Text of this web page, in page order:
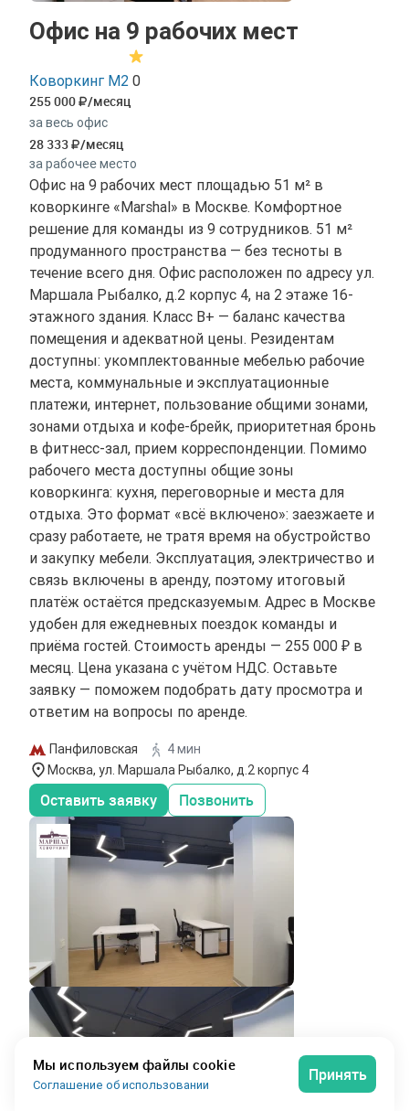
Офис на 9 рабочих мест
Коворкинг М2 0
255 000 /месяц
за весь офис
28 333 /месяц
за рабочее место
Офис на 9 рабочих мест площадью 51 м² в
коворкинге «Marshal» в Москве. Комфортное
решение для команды из 9 сотрудников. 51 м²
продуманного пространства — без тесноты в
течение всего дня. Офис расположен по адресу ул.
Маршала Рыбалко, д.2 корпус 4, на 2 этаже 16-
этажного здания. Класс B+ — баланс качества
помещения и адекватной цены. Резидентам
доступны: укомплектованные мебелью рабочие
места, коммунальные и эксплуатационные
платежи, интернет, пользование общими зонами,
зонами отдыха и кофе-брейк, приоритетная бронь
в фитнесс-зал, прием корреспонденции. Помимо
рабочего места доступны общие зоны
коворкинга: кухня, переговорные и места для
отдыха. Это формат «всё включено»: заезжаете и
сразу работаете, не тратя время на обустройство
и закупку мебели. Эксплуатация, электричество и
связь включены в аренду, поэтому итоговый
платёж остаётся предсказуемым. Адрес в Москве
удобен для ежедневных поездок команды и
приёма гостей. Стоимость аренды — 255 000 ₽ в
месяц. Цена указана с учётом НДС. Оставьте
заявку — поможем подобрать дату просмотра и
ответим на вопросы по аренде.
Панфиловская
4 мин
Москва, ул. Маршала Рыбалко, д.2 корпус 4
Оставить заявку Позвонить
Мы используем файлы cookie
Соглашение об использовании
Принять